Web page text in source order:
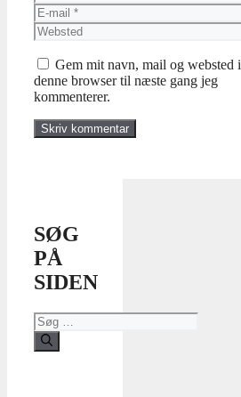
E-
mail
Websted
Gem mit navn, mail og websted i
denne browser til næste gang jeg
kommenterer.
SØG
PÅ
SIDEN
Søg
efter: